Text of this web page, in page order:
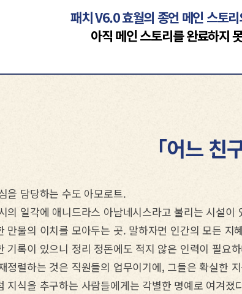
패치 V6.0 효월의 종언 메인 스토
아직 메인 스토리를 완료하지
「어느 친
을 담당하는 수도 아모로트.
의 일각에 애니드라스 아남네시스라고 불리는 시설
만물의 이치를 모아두는 곳. 말하자면 인간의 모든 지
기록이 있으니 정리 정돈에도 적지 않은 인력이 필요하
정렬하는 것은 직원들의 업무이기에, 그들은 확실한
지식을 추구하는 사람들에게는 각별한 명예로 여겨졌